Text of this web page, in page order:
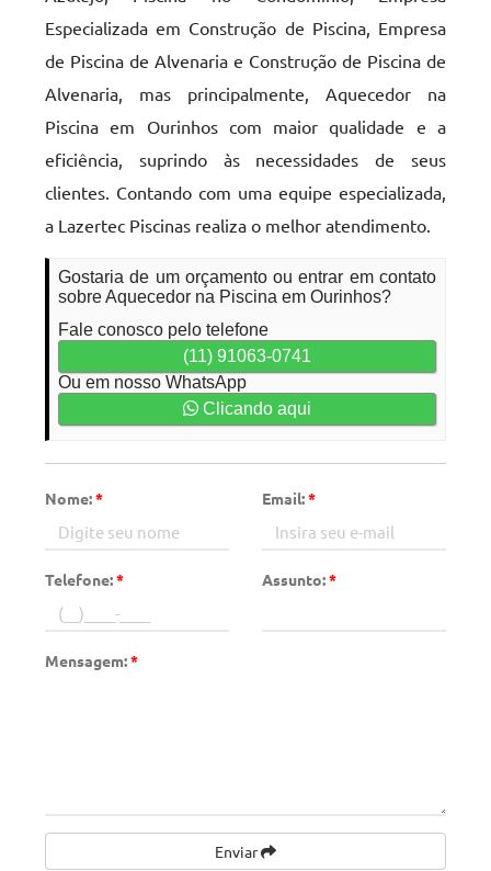
Especializada em Construção de Piscina, Empresa
de Piscina de Alvenaria e Construção de Piscina de
Alvenaria, mas principalmente, Aquecedor na
Piscina em Ourinhos com maior qualidade e a
eficiência, suprindo às necessidades de seus
clientes. Contando com uma equipe especializada,
a Lazertec Piscinas realiza o melhor atendimento.
Gostaria de um orçamento ou entrar em contato
sobre Aquecedor na Piscina em Ourinhos?
Fale conosco pelo telefone
(11) 91063-0741
Ou em nosso WhatsApp
Clicando aqui
Nome:* Email:*
Telefone:* Assunto:*
Mensagem:*
Enviar